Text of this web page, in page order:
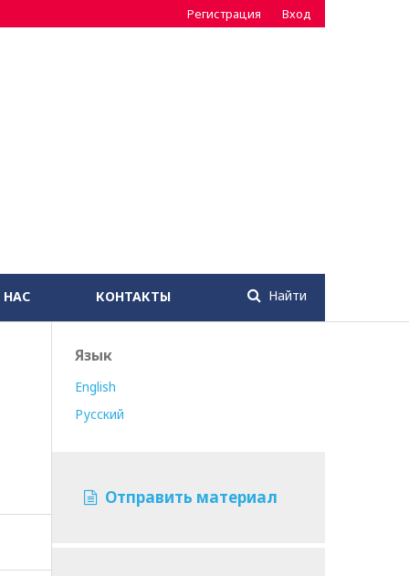
НАС КОНТАКТЫ Найти
Регистрация Вход
Язык
English
Русский
Отправить материал